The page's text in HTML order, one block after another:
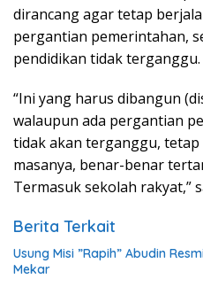
dirancang agar tetap
pergantian pemerintahan,
pendidikan tidak terganggu.
“Ini yang harus dibangun
walaupun ada pergantian
tidak akan terganggu, tetap
masanya, benar-benar
Termasuk sekolah rakyat,”
Berita Terkait
Usung Misi ”Rapih” Abudin
Mekar